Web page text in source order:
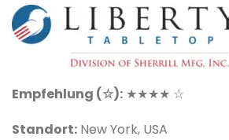
Empfehlung (☆): ★★★★ ☆
Standort: New York, USA